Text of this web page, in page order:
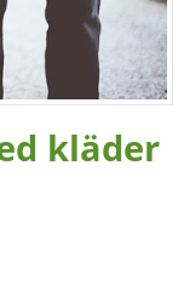
kläder